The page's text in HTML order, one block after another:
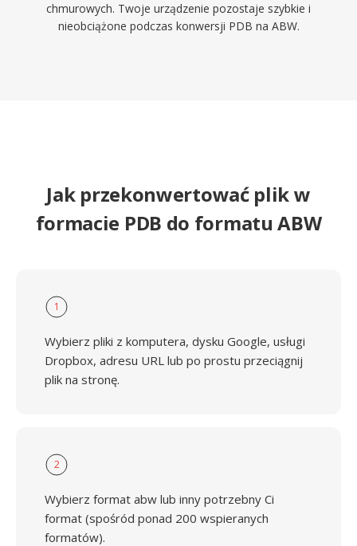
chmurowych. Twoje urządzenie pozostaje szybkie i
nieobciążone podczas konwersji PDB na ABW.
Jak przekonwertować plik w
formacie PDB do formatu ABW
1
Wybierz pliki z komputera, dysku Google, usługi
Dropbox, adresu URL lub po prostu przeciągnij
plik na stronę.
2
Wybierz format abw lub inny potrzebny Ci
format (spośród ponad 200 wspieranych
formatów).